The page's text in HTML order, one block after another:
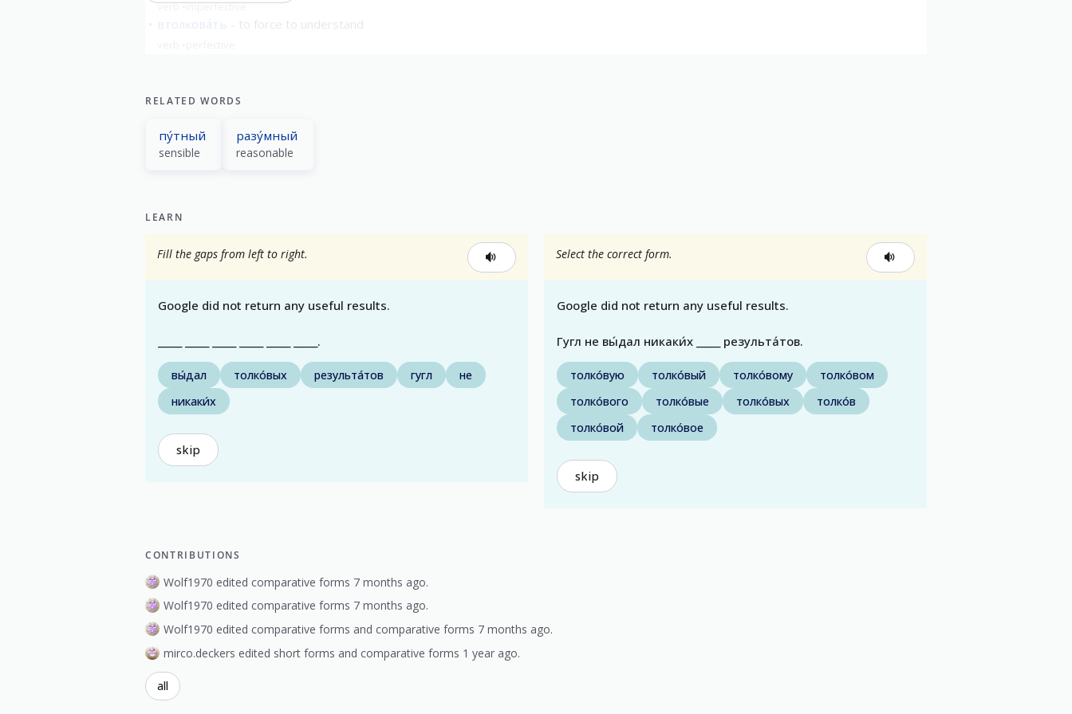
verb imperfective
втолкова́ть
RELATED WORDS
пу́тный
sensible
разу́мный
reasonable
LEARN
Fill the gaps from left to right.
Google did not return any useful results.
_____ _____ _____ _____ _____ _____.
вы́дал толко́вых результа́тов гугл
не
никаки́х
skip
Select the correct form.
Google did not return any useful results.
Гугл не вы́дал никаки́х _____ результа́тов.
толко́вую толко́вый толко́вому
толко́вом
толко́вого
толко́вые толко́вых
толко́в
толко́вой
толко́вое
skip
CONTRIBUTIONS
Wolf1970 edited comparative forms 7 months ago.
Wolf1970 edited comparative forms 7 months ago.
Wolf1970 edited comparative forms and comparative forms 7 months ago.
mirco.deckers edited short forms and comparative forms 1 year ago.
all